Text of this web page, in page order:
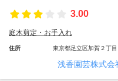
3.00
庭木剪定・お手入れ
住所 東京都足立区加賀２丁目
浅香園芸株式会